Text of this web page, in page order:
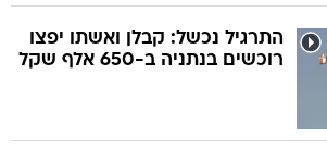
התרגיל נכשל: קבלן ואשתו יפצו
רוכשים בנתניה ב-650 אלף שקל